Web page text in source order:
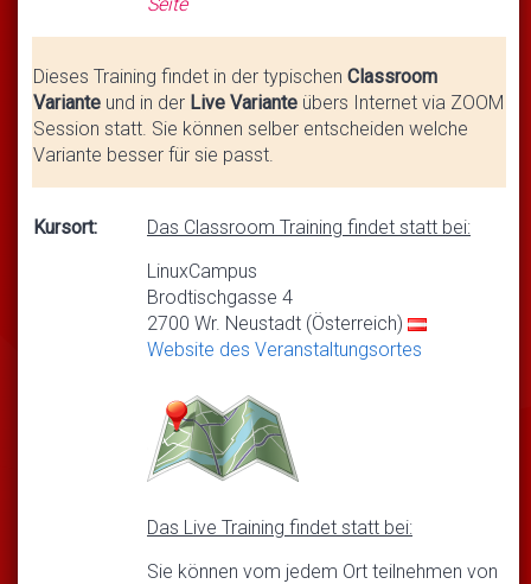
Dieses Training findet in der typischen Classroom
Variante und in der Live Variante übers Internet via ZOOM
Session statt. Sie können selber entscheiden welche
Variante besser für sie passt.
Kursort:
Das Classroom Training findet statt bei:
LinuxCampus
Brodtischgasse 4
2700 Wr. Neustadt (Österreich)
Website des Veranstaltungsortes
Das Live Training findet statt bei:
Sie können vom jedem Ort teilnehmen von